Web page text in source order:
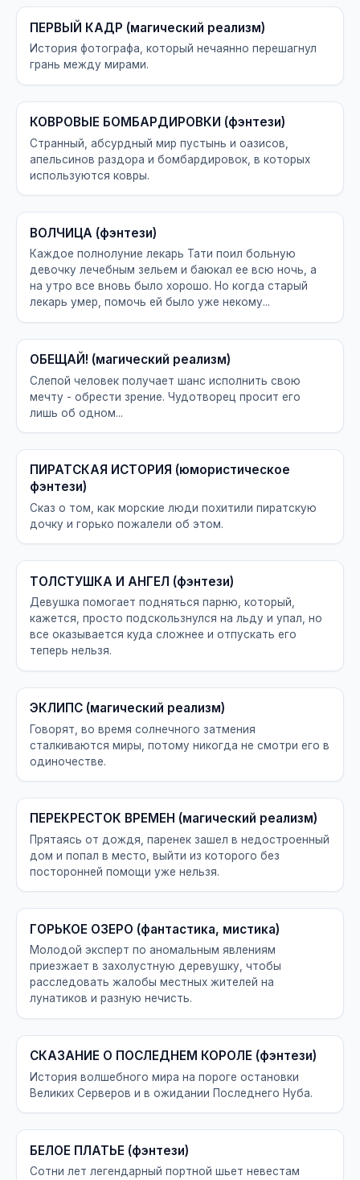
ПЕРВЫЙ КАДР (магический реализм)
История фотографа, который нечаянно перешагнул
грань между мирами.
КОВРОВЫЕ БОМБАРДИРОВКИ (фэнтези)
Странный, абсурдный мир пустынь и оазисов,
апельсинов раздора и бомбардировок, в которых
используются ковры.
ВОЛЧИЦА (фэнтези)
Каждое полнолуние лекарь Тати поил больную
девочку лечебным зельем и баюкал ее всю ночь, а
на утро все вновь было хорошо. Но когда старый
лекарь умер, помочь ей было уже некому...
ОБЕЩАЙ! (магический реализм)
Слепой человек получает шанс исполнить свою
мечту - обрести зрение. Чудотворец просит его
лишь об одном...
ПИРАТСКАЯ ИСТОРИЯ (юмористическое
фэнтези)
Сказ о том, как морские люди похитили пиратскую
дочку и горько пожалели об этом.
ТОЛСТУШКА И АНГЕЛ (фэнтези)
Девушка помогает подняться парню, который,
кажется, просто подскользнулся на льду и упал, но
все оказывается куда сложнее и отпускать его
теперь нельзя.
ЭКЛИПС (магический реализм)
Говорят, во время солнечного затмения
сталкиваются миры, потому никогда не смотри его в
одиночестве.
ПЕРЕКРЕСТОК ВРЕМЕН (магический реализм)
Прятаясь от дождя, паренек зашел в недостроенный
дом и попал в место, выйти из которого без
посторонней помощи уже нельзя.
ГОРЬКОЕ ОЗЕРО (фантастика, мистика)
Молодой эксперт по аномальным явлениям
приезжает в захолустную деревушку, чтобы
расследовать жалобы местных жителей на
лунатиков и разную нечисть.
СКАЗАНИЕ О ПОСЛЕДНЕМ КОРОЛЕ (фэнтези)
История волшебного мира на пороге остановки
Великих Серверов и в ожидании Последнего Нуба.
БЕЛОЕ ПЛАТЬЕ (фэнтези)
Сотни лет легендарный портной шьет невестам